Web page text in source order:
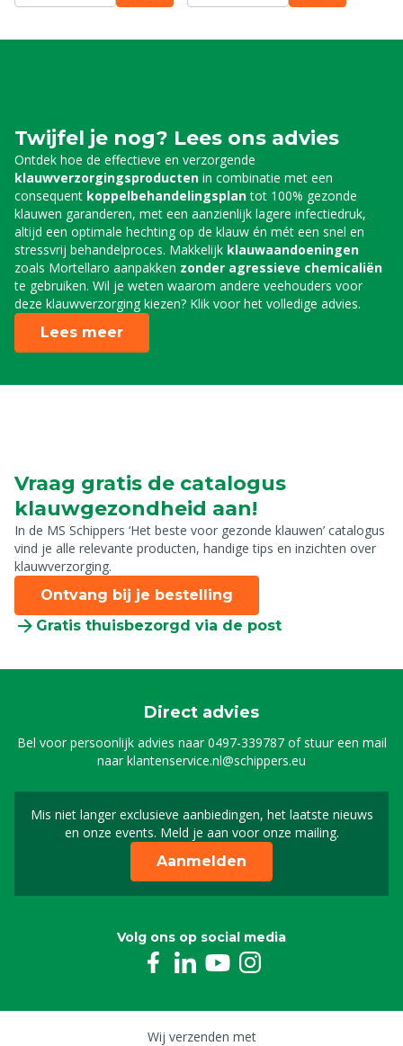
Twijfel je nog? Lees ons advies
Ontdek hoe de effectieve en verzorgende
klauwverzorgingsproducten in combinatie met een
consequent koppelbehandelingsplantot 100% gezonde
klauwen garanderen, met een aanzienlijk lagere infectiedruk,
altijd een optimale hechting op de klauw én mét een snel en
stressvrij behandelproces. Makkelijk klauwaandoeningen
zoals Mortellaro aanpakken zonder agressieve chemicaliën
te gebruiken. Wil je weten waarom andere veehouders voor
deze klauwverzorging kiezen? Klik voor het volledige advies.
Lees meer
Vraag gratis de catalogus
klauwgezondheid aan!
In de MS Schippers ‘Het beste voor gezonde klauwen’ catalogus
vind je alle relevante producten, handige tips en inzichten over
klauwverzorging.
Ontvang bij je bestelling
Gratis thuisbezorgd via de post
Direct advies
Bel voor persoonlijk advies naar0497-339787of stuur een mail
naarklantenservice.nl@schippers.eu
Mis niet langer exclusieve aanbiedingen, het laatste nieuws
en onze events. Meld je aan voor onze mailing.
Schrijf je in voor onze
Aanmelden
Volg ons op social media
Wij verzenden met